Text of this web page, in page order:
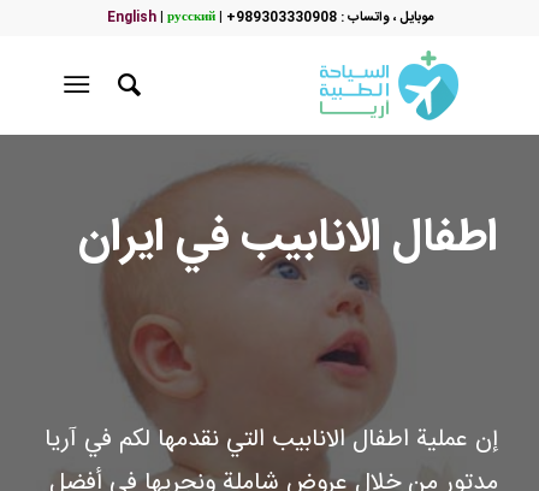
موبایل ، واتساب : 989303330908+ |
English| русский
اطفال الانابيب في ايران
إن عملية اطفال الانابيب التي نقدمها لكم في آريا
مدتور من خلال عروض شاملة ونجريها في أفضل
هل لديك أي سؤال؟
وسيلة الاتصال المفضلة:
إیمیل